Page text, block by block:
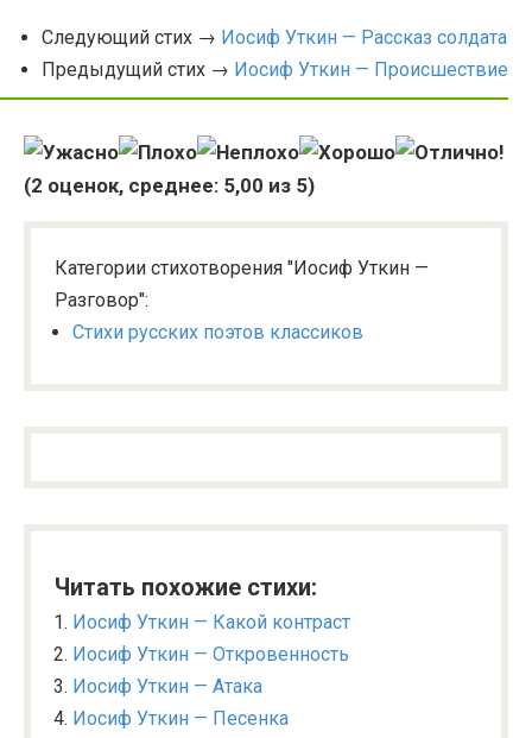
Следующий стих → Иосиф Уткин — Рассказ солдата
Предыдущий стих → Иосиф Уткин — Происшествие
(2 оценок, среднее: 5,00 из 5)
Категории стихотворения "Иосиф Уткин —
Разговор":
Стихи русских поэтов классиков
Читать похожие стихи:
Иосиф Уткин — Какой контраст
Иосиф Уткин — Откровенность
Иосиф Уткин — Атака
Иосиф Уткин — Песенка